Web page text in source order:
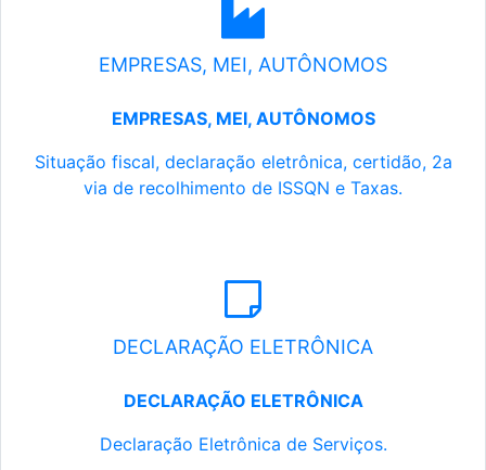
EMPRESAS, MEI, AUTÔNOMOS
EMPRESAS, MEI, AUTÔNOMOS
Situação fiscal, declaração eletrônica, certidão, 2a
via de recolhimento de ISSQN e Taxas.
DECLARAÇÃO ELETRÔNICA
DECLARAÇÃO ELETRÔNICA
Declaração Eletrônica de Serviços.